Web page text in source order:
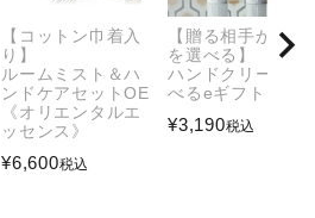
【コットン巾着入
り】
ルームミスト＆ハ
ンドケアセットOE
《オリエンタルエ
ッセンス》
¥6,600税込
【贈る相手が香り
を選べる】
ハンドクリーム 選
べるeギフト
¥3,190税込